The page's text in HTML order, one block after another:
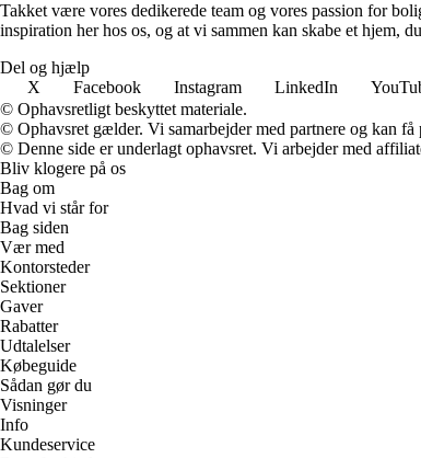
Takket være vores dedikerede team og vores passion for
inspiration her hos os, og at vi sammen kan skabe et hjem,
Del og hjælp
X
Facebook Instagram LinkedIn
© Ophavsretligt beskyttet materiale.
© Ophavsret gælder. Vi samarbejder med partnere og kan
© Denne side er underlagt ophavsret. Vi arbejder med
Bliv klogere på os
Bag om
Hvad vi står for
Bag siden
Vær med
Kontorsteder
Sektioner
Gaver
Rabatter
Udtalelser
Købeguide
Sådan gør du
Visninger
Info
Kundeservice